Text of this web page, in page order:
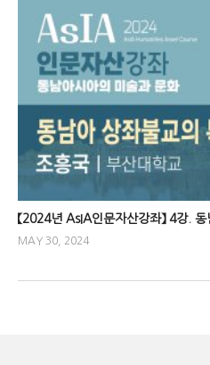
【2024년 AsIA인문자산강좌】 4강.
MAY 30, 2024